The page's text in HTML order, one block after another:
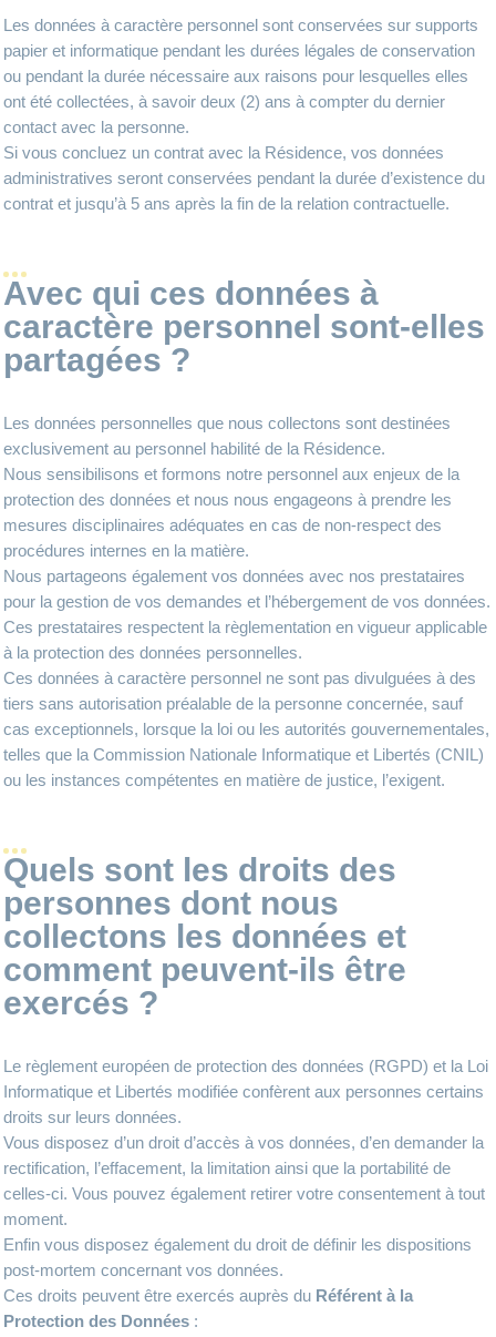
Les données à caractère personnel sont conservées sur supports
papier et informatique pendant les durées légales de conservation
ou pendant la durée nécessaire aux raisons pour lesquelles elles
ont été collectées, à savoir deux (2) ans à compter du dernier
contact avec la personne.
Si vous concluez un contrat avec la Résidence, vos données
administratives seront conservées pendant la durée d’existence du
contrat et jusqu’à 5 ans après la fin de la relation contractuelle.
Avec qui ces données à
caractère personnel sont-elles
partagées ?
Les données personnelles que nous collectons sont destinées
exclusivement au personnel habilité de la Résidence.
Nous sensibilisons et formons notre personnel aux enjeux de la
protection des données et nous nous engageons à prendre les
mesures disciplinaires adéquates en cas de non-respect des
procédures internes en la matière.
Nous partageons également vos données avec nos prestataires
pour la gestion de vos demandes et l’hébergement de vos données.
Ces prestataires respectent la règlementation en vigueur applicable
à la protection des données personnelles.
Ces données à caractère personnel ne sont pas divulguées à des
tiers sans autorisation préalable de la personne concernée, sauf
cas exceptionnels, lorsque la loi ou les autorités gouvernementales,
telles que la Commission Nationale Informatique et Libertés (CNIL)
ou les instances compétentes en matière de justice, l’exigent.
Quels sont les droits des
personnes dont nous
collectons les données et
comment peuvent-ils être
exercés ?
Le règlement européen de protection des données (RGPD) et la Loi
Informatique et Libertés modifiée confèrent aux personnes certains
droits sur leurs données.
Vous disposez d’un droit d’accès à vos données, d’en demander la
rectification, l’effacement, la limitation ainsi que la portabilité de
celles-ci. Vous pouvez également retirer votre consentement à tout
moment.
Enfin vous disposez également du droit de définir les dispositions
post-mortem concernant vos données.
Ces droits peuvent être exercés auprès du Référent à la
Protection des Données :